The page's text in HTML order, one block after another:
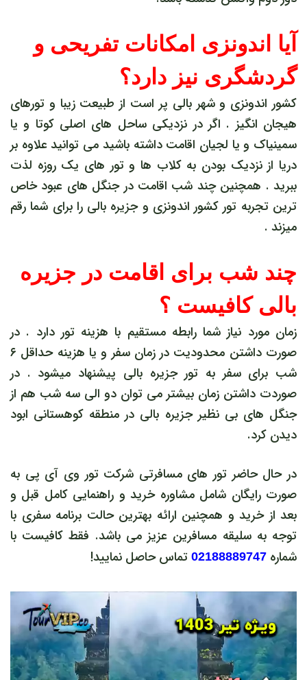
آیا اندونزی امکانات تفریحی و
گردشگری نیز دارد؟
کشور اندونزی و شهر بالی پر است از طبیعت زیبا و تورهای
هیجان انگیز . اگر در نزدیکی ساحل های اصلی کوتا و یا
سمینیاک و یا لجیان اقامت داشته باشید می توانید علاوه بر
دریا از نزدیک بودن به کلاب ها و تور های یک روزه لذت
ببرید . همچنین چند شب اقامت در جنگل های عبود خاص
ترین تجربه تور کشور اندونزی و جزیره بالی را برای شما رقم
میزند .
چند شب برای اقامت در جزیره
بالی کافیست ؟
زمان مورد نیاز شما رابطه مستقیم با هزینه تور دارد . در
صورت داشتن محدودیت در زمان سفر و یا هزینه حداقل ۶
شب برای سفر به تور جزیره بالی پیشنهاد میشود . در
صوردت داشتن زمان بیشتر می توان دو الی سه شب هم از
جنگل های بی نظیر جزیره بالی در منطقه کوهستانی ابود
دیدن کرد.
در حال حاضر تور های مسافرتی شرکت تور وی آی پی به
صورت رایگان شامل مشاوره خرید و راهنمایی کامل قبل و
بعد از خرید و همچنین ارائه بهترین حالت برنامه سفری با
توجه به سلیقه مسافرین عزیز می باشد. فقط کافیست با
شماره 02188889747 تماس حاصل نمایید!